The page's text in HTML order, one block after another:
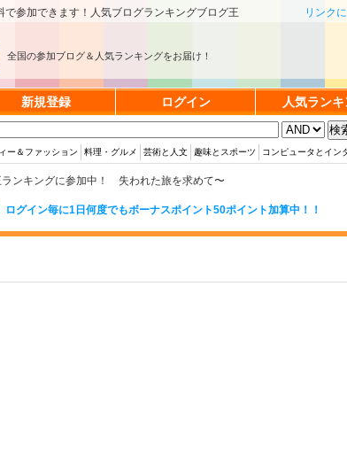
参加できます！人気ブログランキングブログ王 リンク
全国の参加ブログ＆人気ランキングをお届け！
新規登録 ログイン 人気ラン
ー＆ファッション 料理・グルメ 芸術と人文 趣味とスポーツ コンピュータとイン
ランキングに参加中！ 失われた旅を求めて〜
ログイン毎に1日何度でもボーナスポイント50ポイント加算中！！